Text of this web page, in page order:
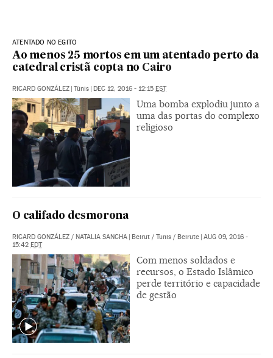
ATENTADO NO EGITO
Ao menos 25 mortos em um atentado perto da
catedral cristã copta no Cairo
RICARD GONZÁLEZ | Túnis | DEC 12, 2016 - 12:15 EST
Uma bomba explodiu junto a
uma das portas do complexo
religioso
O califado desmorona
RICARD GONZÁLEZ / NATALIA SANCHA | Beirut / Tunis / Beirute | AUG 09, 2016 -
15:42 EDT
Com menos soldados e
recursos, o Estado Islâmico
perde território e capacidade
de gestão